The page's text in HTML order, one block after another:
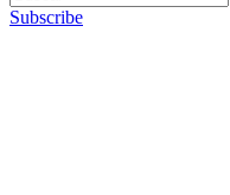
Subscribe